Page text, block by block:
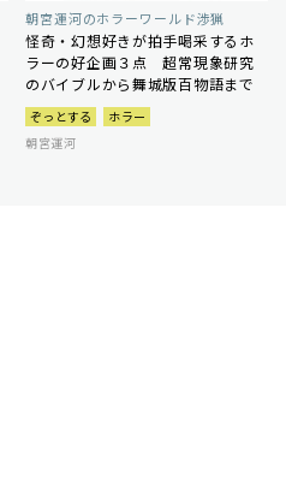
朝宮運河のホラーワールド渉猟
怪奇・幻想好きが拍手喝采するホ
ラーの好企画３点 超常現象研究
のバイブルから舞城版百物語まで
ぞっとする
ホラー
朝宮運河